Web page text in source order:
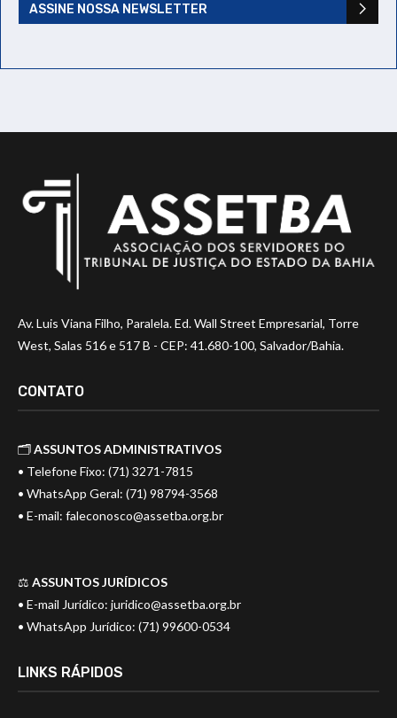
ASSINE NOSSA NEWSLETTER
Av. Luis Viana Filho, Paralela. Ed. Wall Street Empresarial, Torre
West, Salas 516 e 517 B - CEP: 41.680-100, Salvador/Bahia.
CONTATO
🗂️ASSUNTOS ADMINISTRATIVOS
• Telefone Fixo: (71) 3271-7815
• WhatsApp Geral: (71) 98794-3568
• E-mail: faleconosco@assetba.org.br
⚖️ ASSUNTOS JURÍDICOS
• E-mail Jurídico: juridico@assetba.org.br
• WhatsApp Jurídico: (71) 99600-0534
LINKS RÁPIDOS